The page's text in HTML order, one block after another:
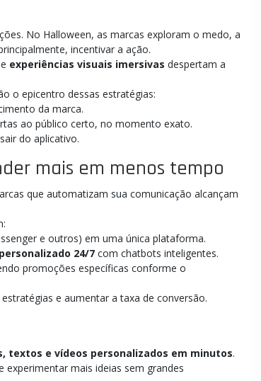
No Halloween, as marcas exploram o medo, a
incentivar a ação.
e experiências visuais imersivas despertam a
o epicentro dessas estratégias:
da marca.
ao público certo, no momento exato.
do aplicativo.
mais em menos tempo
que automatizam sua comunicação alcançam
e outros) em uma única plataforma.
24/7 com chatbots inteligentes.
promoções específicas conforme o
e aumentar a taxa de conversão.
textos e vídeos personalizados em minutos.
mais ideias sem grandes